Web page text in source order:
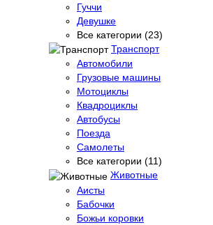
Гуччи
Девушке
Все категории (23)
Транспорт
Автомобили
Грузовые машины
Мотоциклы
Квадроциклы
Автобусы
Поезда
Самолеты
Все категории (11)
Животные
Аисты
Бабочки
Божьи коровки